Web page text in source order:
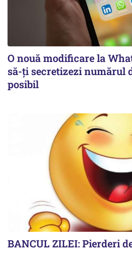
O nouă modificare la
să-ți secretizezi numărul
posibil
BANCUL ZILEI: Pierderi